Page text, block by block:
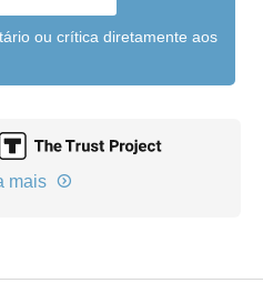
ou crítica diretamente aos
mais